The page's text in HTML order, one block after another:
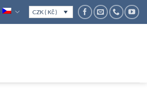
CZK ( Kč )